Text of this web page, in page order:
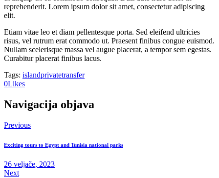
reprehenderit. Lorem ipsum dolor sit amet, consectetur adipiscing
elit.
Etiam vitae leo et diam pellentesque porta. Sed eleifend ultricies
risus, vel rutrum erat commodo ut. Praesent finibus congue euismod.
Nullam scelerisque massa vel augue placerat, a tempor sem egestas.
Curabitur placerat finibus lacus.
Tags: islandprivatetransfer
0Likes
Navigacija objava
Previous
Exciting tours to Egypt and Tunisia national parks
26 veljače, 2023
Next